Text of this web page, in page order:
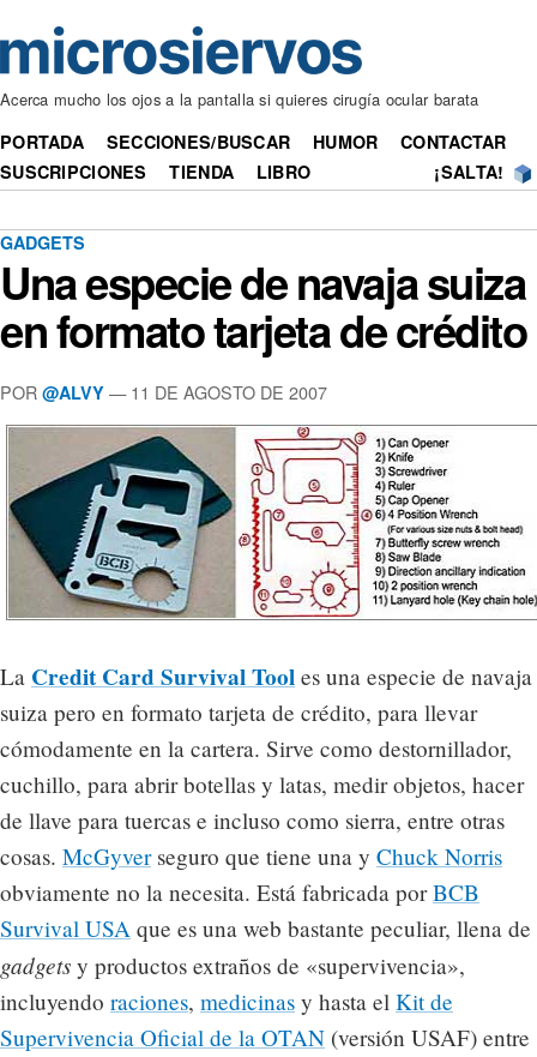
Acerca mucho los ojos a la pantalla si quieres cirugía ocular barata
PORTADA SECCIONES/BUSCAR HUMOR
CONTACTAR
SUSCRIPCIONES
TIENDA LIBRO ¡SALTA!
GADGETS
Una especie de navaja suiza
en formato tarjeta de crédito
POR @ALVY — 11 DE AGOSTO DE 2007
La Credit Card Survival Tool es una especie de navaja
suiza pero en formato tarjeta de crédito, para llevar
cómodamente en la cartera. Sirve como destornillador,
cuchillo, para abrir botellas y latas, medir objetos, hacer
de llave para tuercas e incluso como sierra, entre otras
cosas. McGyverseguro que tiene una y Chuck Norris
obviamente no la necesita. Está fabricada porBCB
Survival USA que es una web bastante peculiar, llena de
gadgets y productos extraños de «supervivencia»,
incluyendo raciones, medicinas y hasta el Kit de
Supervivencia Oficial de la OTAN (versión USAF) entre